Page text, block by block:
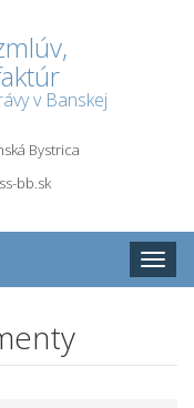
v Banskej
Bystrica
bb.sk
Toggle